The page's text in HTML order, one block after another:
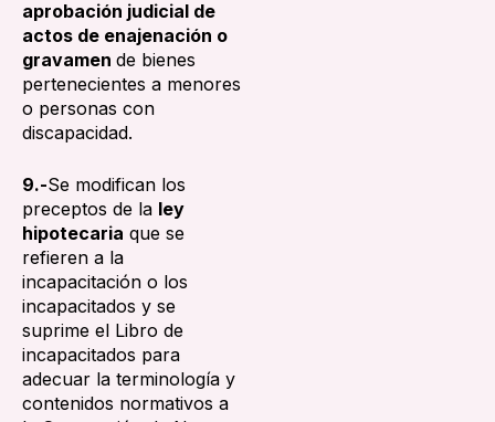
aprobación judicial de
actos de enajenación o
gravamen de bienes
pertenecientes a menores
o personas con
discapacidad.
9.-Se modifican los
preceptos de la ley
hipotecaria que se
refieren a la
incapacitación o los
incapacitados y se
suprime el Libro de
incapacitados para
adecuar la terminología y
contenidos normativos a